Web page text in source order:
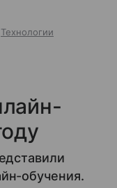
Технологии
обучения.